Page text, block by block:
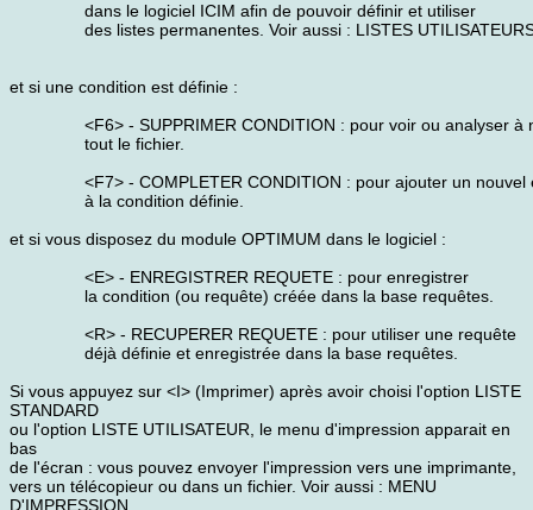
dans le logiciel ICIM afin de pouvoir définir et utiliser
des listes permanentes. Voir aussi : LISTES
et si une condition est définie :
<F6> - SUPPRIMER CONDITION : pour voir ou analyser à
tout le fichier.
<F7> - COMPLETER CONDITION : pour ajouter un nouvel
à la condition définie.
et si vous disposez du module OPTIMUM dans le logiciel :
<E> - ENREGISTRER REQUETE : pour enregistrer
la condition (ou requête) créée dans la base requêtes.
<R> - RECUPERER REQUETE : pour utiliser une requête
déjà définie et enregistrée dans la base requêtes.
Si vous appuyez sur <I> (Imprimer) après avoir choisi l'option LISTE
STANDARD
ou l'option LISTE UTILISATEUR, le menu d'impression apparait en
bas
de l'écran : vous pouvez envoyer l'impression vers une imprimante,
vers un télécopieur ou dans un fichier. Voir aussi : MENU
D'IMPRESSION.